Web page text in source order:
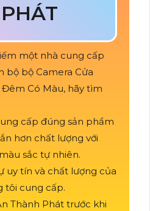
một nhà cung cấp
bộ bộ Camera Cửa
Có Màu, hãy tìm
cấp đúng sản phẩm
hơn chất lượng với
sắc tự nhiên.
uy tín và chất lượng của
tôi cung cấp.
Thành Phát trước khi